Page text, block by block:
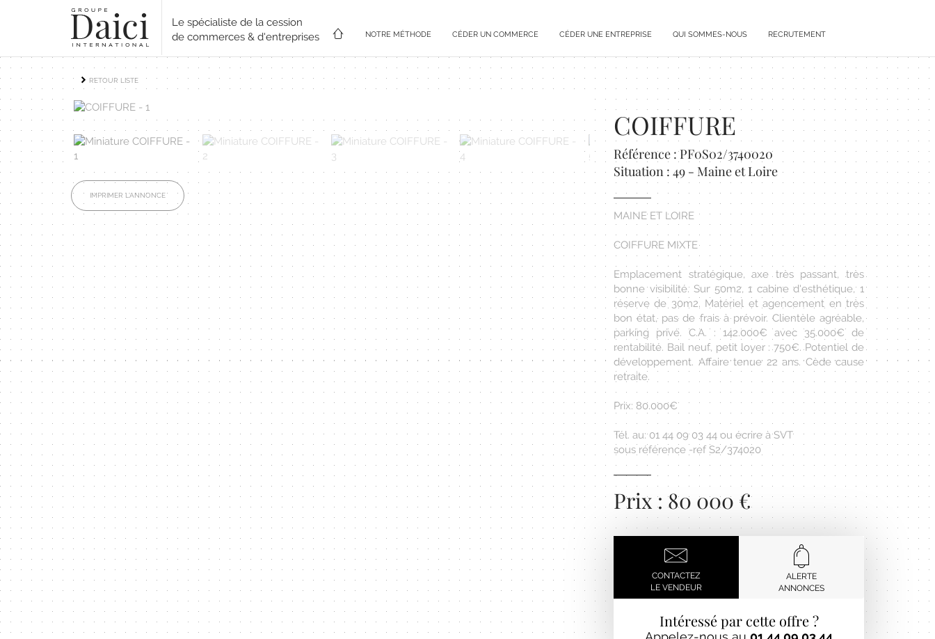
Le spécialiste de la cession
de commerces & d'entreprises
NOTRE MÉTHODE CÉDER UN COMMERCE CÉDER UNE ENTREPRISE QUI SOMMES-NOUS RECRUTEMENT
RETOUR LISTE
IMPRIMER L'ANNONCE
COIFFURE
Référence : PF0S02/3740020
Situation : 49 - Maine et Loire
MAINE ET LOIRE
COIFFURE MIXTE
Emplacement stratégique, axe très passant, très
bonne visibilité. Sur 50m2, 1 cabine d'esthétique, 1
réserve de 30m2. Matériel et agencement en très
bon état, pas de frais à prévoir. Clientèle agréable,
parking privé. C.A. : 142.000€ avec 35.000€ de
rentabilité. Bail neuf, petit loyer : 750€. Potentiel de
développement. Affaire tenue 22 ans. Cède cause
retraite.
Prix: 80.000€
Tél. au: 01 44 09 03 44 ou écrire à SVT
sous référence -ref S2/374020
Prix : 80 000 €
CONTACTEZ
LE VENDEUR
ALERTE
ANNONCES
Intéressé par cette offre ?